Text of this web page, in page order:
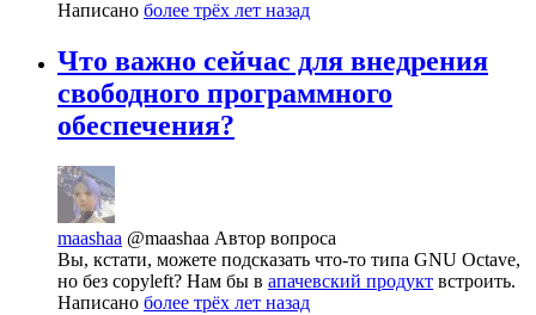
Написано более трёх лет назад
Что важно сейчас для внедрения
свободного программного
обеспечения?
maashaa @maashaa Автор вопроса
Вы, кстати, можете подсказать что-то типа GNU Octave,
но без copyleft? Нам бы в апачевский продукт встроить.
Написано более трёх лет назад